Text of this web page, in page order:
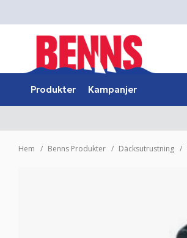
Produkter Kampanjer
Hem Benns Produkter Däcksutrustning